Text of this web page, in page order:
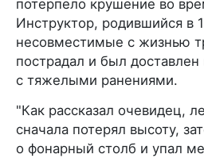
потерпело крушение во
Инструктор, родившийся в
несовместимые с жизнью
пострадал и был доставлен
с тяжелыми ранениями.
"Как рассказал очевидец,
сначала потерял высоту,
о фонарный столб и упал